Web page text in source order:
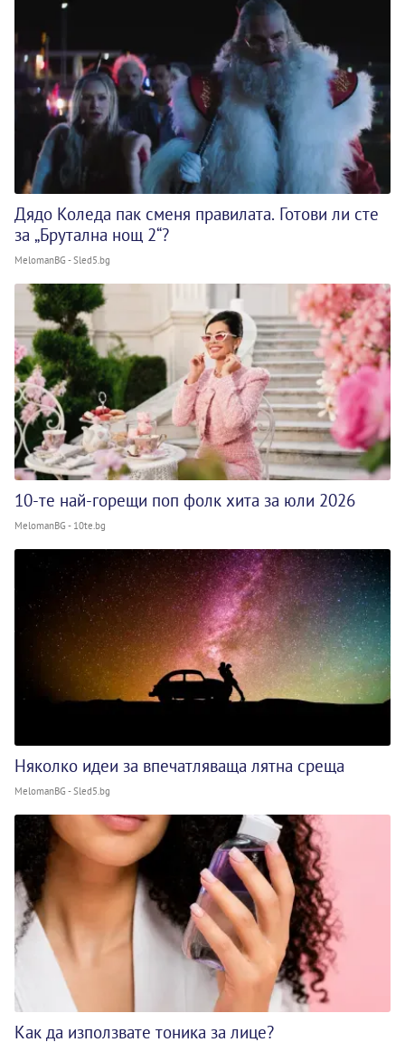
Дядо Коледа пак сменя правилата. Готови ли сте
за „Брутална нощ 2“?
MelomanBG - Sled5.bg
10-те най-горещи поп фолк хита за юли 2026
MelomanBG - 10te.bg
Няколко идеи за впечатляваща лятна среща
MelomanBG - Sled5.bg
Как да използвате тоника за лице?